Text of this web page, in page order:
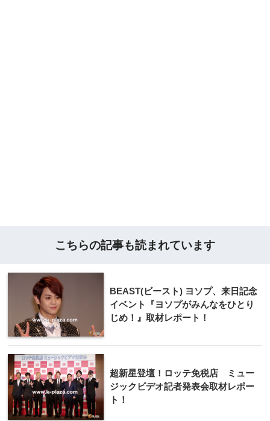
こちらの記事も読まれています
BEAST(ビースト) ヨソプ、来日記念
イベント『ヨソプがみんなをひとり
じめ！』取材レポート！
超新星登壇！ロッテ免税店 ミュー
ジックビデオ記者発表会取材レポー
ト！